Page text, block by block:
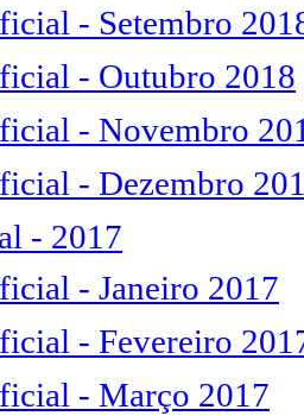
- Setembro
- Outubro 2018
- Novembro
- Dezembro
- 2017
- Janeiro 2017
- Fevereiro
- Março 2017